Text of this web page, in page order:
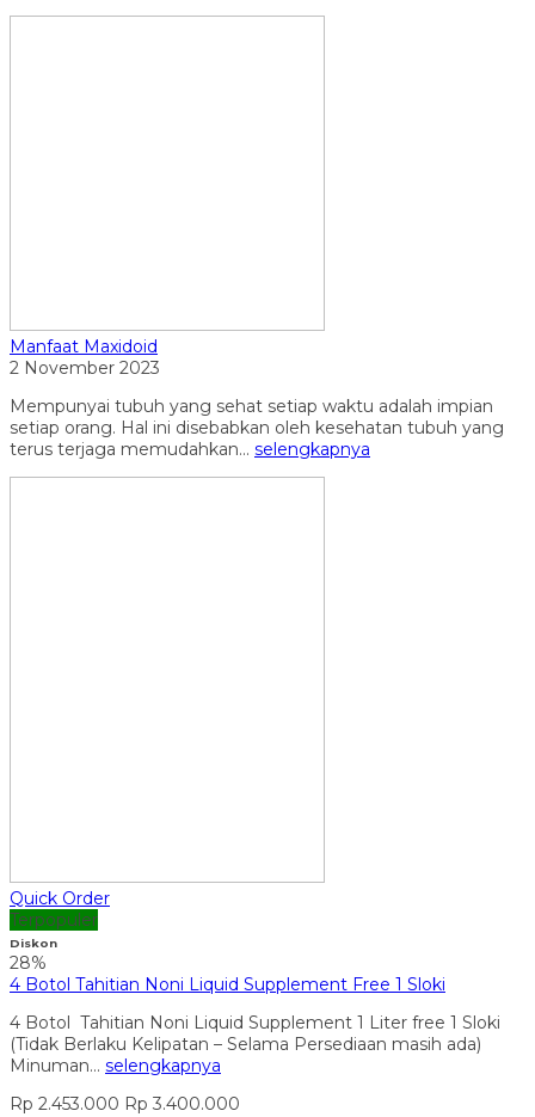
Manfaat Maxidoid
2 November 2023
Mempunyai tubuh yang sehat setiap waktu adalah impian
setiap orang. Hal ini disebabkan oleh kesehatan tubuh yang
terus terjaga memudahkan... selengkapnya
Quick Order
Terpopuler
Diskon
28%
4 Botol Tahitian Noni Liquid Supplement Free 1 Sloki
4 Botol Tahitian Noni Liquid Supplement 1 Liter free 1 Sloki
(Tidak Berlaku Kelipatan – Selama Persediaan masih ada)
Minuman… selengkapnya
Rp 2.453.000 Rp 3.400.000